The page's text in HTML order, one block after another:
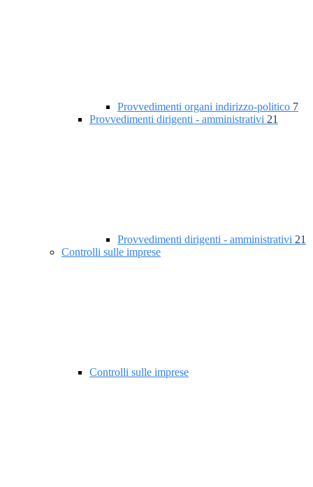
Provvedimenti organi indirizzo-politico 7
Provvedimenti dirigenti - amministrativi 21
Provvedimenti dirigenti - amministrativi 21
Controlli sulle imprese
Controlli sulle imprese